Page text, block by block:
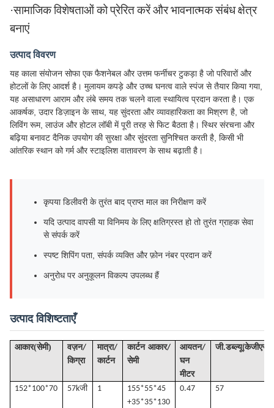
·सामाजिक विशेषताओं को प्रेरित करें और भावनात्मक संबंध क्षेत्र
बनाएं
उत्पाद विवरण
यह काला संयोजन सोफा एक फैशनेबल और उत्तम फर्नीचर टुकड़ा है जो परिवारों और
होटलों के लिए आदर्श है। मुलायम कपड़े और उच्च घनत्व वाले स्पंज से तैयार किया गया,
यह असाधारण आराम और लंबे समय तक चलने वाला स्थायित्व प्रदान करता है। एक
आकर्षक, उदार डिज़ाइन के साथ, यह सुंदरता और व्यावहारिकता का मिश्रण है, जो
लिविंग रूम, लाउंज और होटल लॉबी में पूरी तरह से फिट बैठता है। स्थिर संरचना और
बढ़िया बनावट दैनिक उपयोग की सुरक्षा और सुंदरता सुनिश्चित करती है, किसी भी
आंतरिक स्थान को गर्म और स्टाइलिश वातावरण के साथ बढ़ाती है।
कृपया डिलीवरी के तुरंत बाद प्राप्त माल का निरीक्षण करें
यदि उत्पाद वापसी या विनिमय के लिए क्षतिग्रस्त हो तो तुरंत ग्राहक सेवा
से संपर्क करें
स्पष्ट शिपिंग पता, संपर्क व्यक्ति और फ़ोन नंबर प्रदान करें
अनुरोध पर अनुकूलन विकल्प उपलब्ध हैं
उत्पाद विशिष्टताएँ
आकार(सेमी)
वज़न/
किग्रा
मात्रा/
कार्टन
कार्टन आकार/
सेमी
आयतन/
घन
मीटर
जी.डब्ल्यू(केजीएस)
152*100*70 57kजी 1
155*55*45
+35*35*130
0.47 57